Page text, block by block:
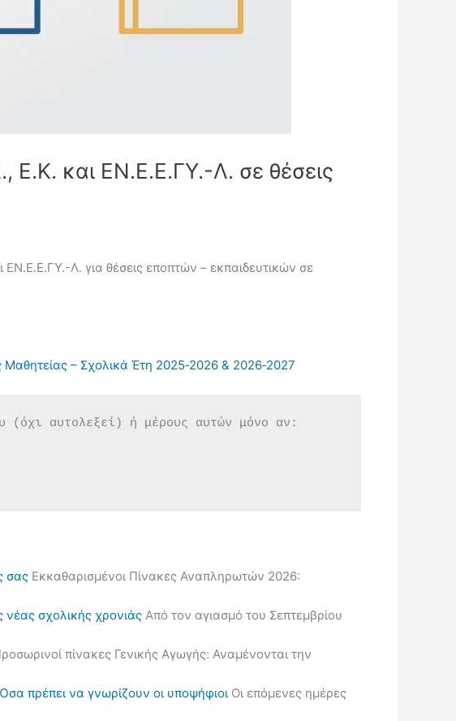
Ε.Κ. και ΕΝ.Ε.Ε.ΓΥ.-Λ. σε θέσεις
Λ. για θέσεις εποπτών – εκπαιδευτικών σε
– Σχολικά Έτη 2025‑2026 & 2026‑2027
(όχι αυτολεξεί) ή μέρους αυτών μόνο αν:
σας Εκκαθαρισμένοι Πίνακες Αναπληρωτών 2026:
νέας σχολικής χρονιάς Από τον αγιασμό του Σεπτεμβρίου
πίνακες Γενικής Αγωγής: Αναμένονται την
πρέπει να γνωρίζουν οι υποψήφιοι Οι επόμενες ημέρες